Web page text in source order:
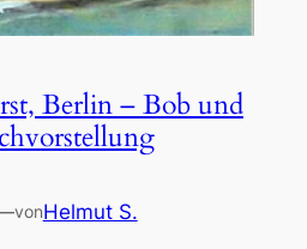
Berlin – Bob und
vonHelmut S.